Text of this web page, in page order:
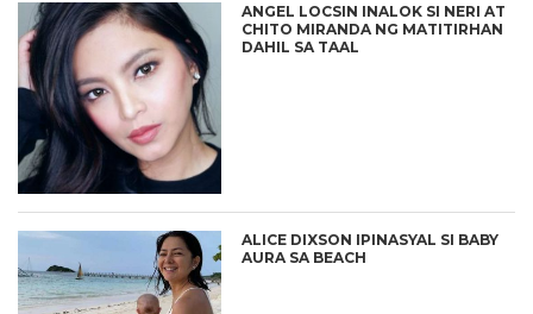
ANGEL LOCSIN INALOK SI NERI AT
CHITO MIRANDA NG MATITIRHAN
DAHIL SA TAAL
ALICE DIXSON IPINASYAL SI BABY
AURA SA BEACH